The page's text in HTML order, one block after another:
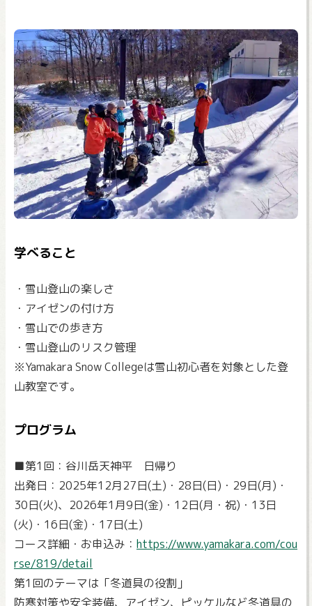
学べること
・雪山登山の楽しさ
・アイゼンの付け方
・雪山での歩き方
・雪山登山のリスク管理
※Yamakara Snow Collegeは雪山初心者を対象とした登
山教室です。
プログラム
■第1回：谷川岳天神平 日帰り
出発日：2025年12月27日(土)・28日(日)・29日(月)・
30日(火)、2026年1月9日(金)・12日(月・祝)・13日
(火)・16日(金)・17日(土)
コース詳細・お申込み： https://www.yamakara.com/cou
rse/819/detail
第1回のテーマは「冬道具の役割」
防寒対策や安全装備、アイゼン、ピッケルなど冬道具の